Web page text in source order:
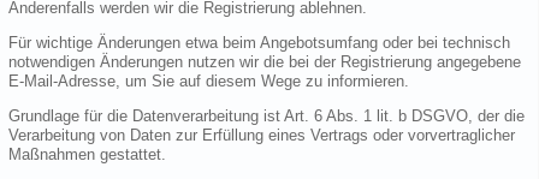
Anderenfalls werden wir die Registrierung ablehnen.
Für wichtige Änderungen etwa beim Angebotsumfang oder bei technisch
notwendigen Änderungen nutzen wir die bei der Registrierung angegebene
E-Mail-Adresse, um Sie auf diesem Wege zu informieren.
Grundlage für die Datenverarbeitung ist Art. 6 Abs. 1 lit. b DSGVO, der die
Verarbeitung von Daten zur Erfüllung eines Vertrags oder vorvertraglicher
Maßnahmen gestattet.